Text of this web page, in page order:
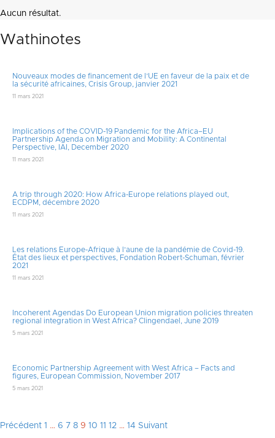
Aucun résultat.
Wathinotes
Nouveaux modes de financement de l’UE en faveur de la paix et de
la sécurité africaines, Crisis Group, janvier 2021
11 mars 2021
Implications of the COVID-19 Pandemic for the Africa–EU
Partnership Agenda on Migration and Mobility: A Continental
Perspective, IAI, December 2020
11 mars 2021
A trip through 2020: How Africa-Europe relations played out,
ECDPM, décembre 2020
11 mars 2021
Les relations Europe-Afrique à l’aune de la pandémie de Covid-19.
État des lieux et perspectives, Fondation Robert-Schuman, février
2021
11 mars 2021
Incoherent Agendas Do European Union migration policies threaten
regional integration in West Africa? Clingendael, June 2019
5 mars 2021
Economic Partnership Agreement with West Africa – Facts and
figures, European Commission, November 2017
5 mars 2021
Pagination
Précédent 1 … 6 7 8 9 10 11 12 … 14 Suivant